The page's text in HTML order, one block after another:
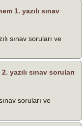
1. yazılı sınav
sınav soruları ve
yazılı sınav soruları
soruları ve